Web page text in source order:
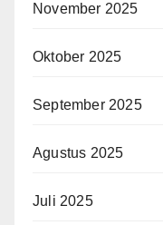
November 2025
Oktober 2025
September 2025
Agustus 2025
Juli 2025